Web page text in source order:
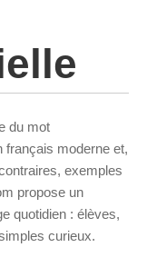
du mot
français moderne et,
exemples
propose un
quotidien : élèves,
curieux.